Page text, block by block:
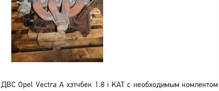
ДВС Opel Vectra A хэтчбек 1.8 i KAT с необходимым комлектом